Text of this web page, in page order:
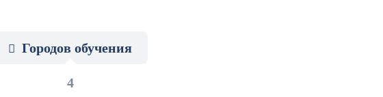
Городов обучения
4